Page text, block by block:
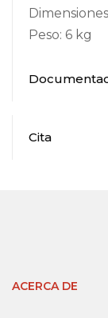
Peso: 6 kg
Cita
ACERCA DE